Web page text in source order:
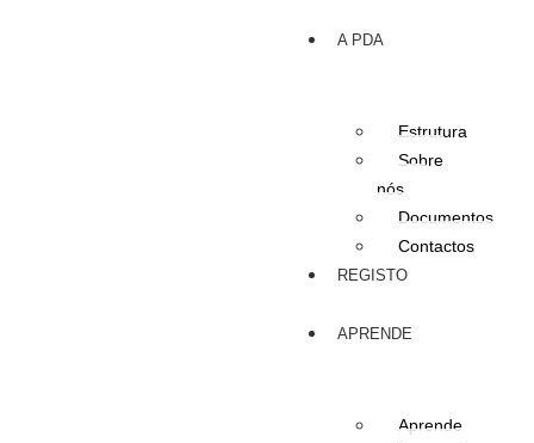
A PDA
Estrutura
Sobre
nós
Documentos
Contactos
REGISTO
APRENDE
Aprende